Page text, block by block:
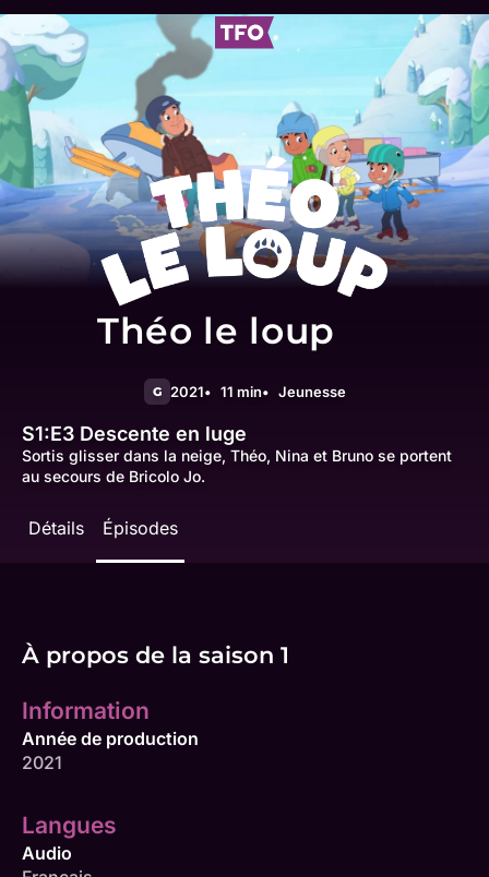
Théo le loup
G 2021 11 min Jeunesse
S1:E3 Descente en luge
Sortis glisser dans la neige, Théo, Nina et Bruno se portent
au secours de Bricolo Jo.
Détails Épisodes
À propos de la saison 1
Information
Année de production
2021
Langues
Audio